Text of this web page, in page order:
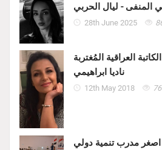
- ليال الحربي
28th June 2025
العراقية المُغتربة
ناديا ابراهيمي
12th May 2018
مدرب تنمية دولي